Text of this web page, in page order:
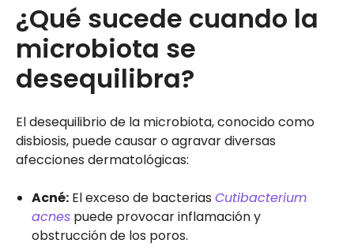
¿Qué sucede cuando la
microbiota se
desequilibra?
El desequilibrio de la microbiota, conocido como
disbiosis, puede causar o agravar diversas
afecciones dermatológicas:
Acné: El exceso de bacterias Cutibacterium
acnes puede provocar inflamación y
obstrucción de los poros.